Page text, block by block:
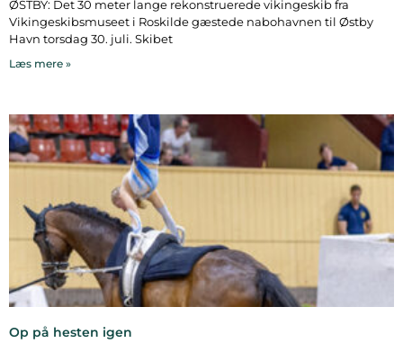
ØSTBY: Det 30 meter lange rekonstruerede vikingeskib fra
Vikingeskibsmuseet i Roskilde gæstede nabohavnen til Østby
Havn torsdag 30. juli. Skibet
Læs mere »
Op på hesten igen